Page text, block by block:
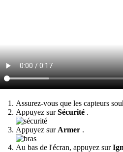
Assurez-vous que les capteurs
Appuyez surSécurité .
Appuyez sur Armer .
Au bas de l'écran, appuyez sur